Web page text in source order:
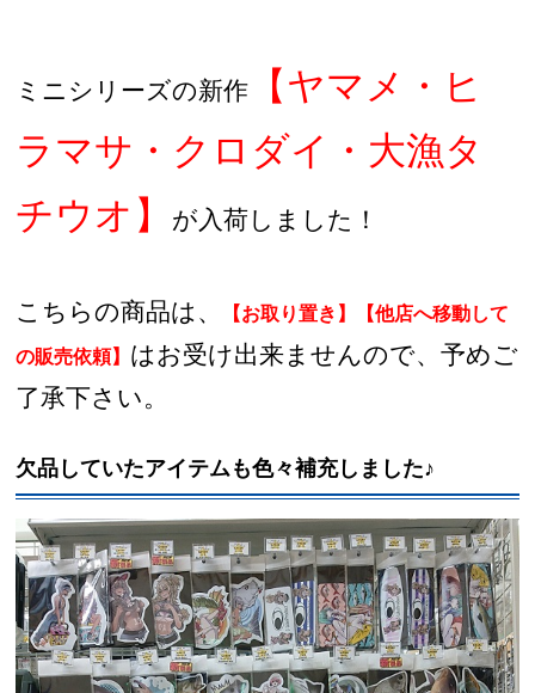
ミニシリーズの新作
【ヤマメ・ヒ
ラマサ・クロダイ・大漁タ
チウオ】
が入荷しました！
こちらの商品は、 【お取り置き】【他店へ移動して
の販売依頼】 はお受け出来ませんので、予めご
了承下さい。
欠品していたアイテムも色々補充しました♪